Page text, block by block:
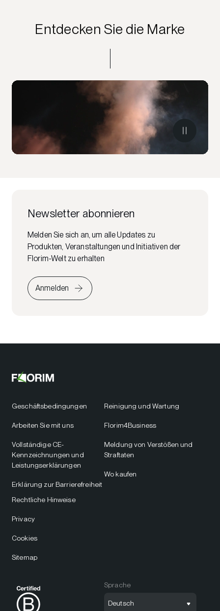
Entdecken Sie die Marke
Newsletter abonnieren
Melden Sie sich an, um alle Updates zu
Produkten, Veranstaltungen und Initiativen der
Florim-Welt zu erhalten
Anmelden
Geschäftsbedingungen
Arbeiten Sie mit uns
Vollständige CE-
Kennzeichnungen und
Leistungserklärungen
Erklärung zur Barrierefreiheit
Reinigung und Wartung
Florim4Business
Meldung von Verstößen und
Straftaten
Wo kaufen
Rechtliche Hinweise
Privacy
Cookies
Sitemap
Sprache
Deutsch